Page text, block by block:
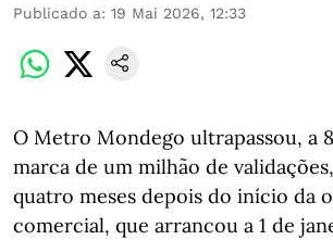
Publicado a: 19 Mai 2026, 12:33
O Metro Mondego ultrapassou, a
marca de um milhão de
quatro meses depois do início da
comercial, que arrancou a 1 de